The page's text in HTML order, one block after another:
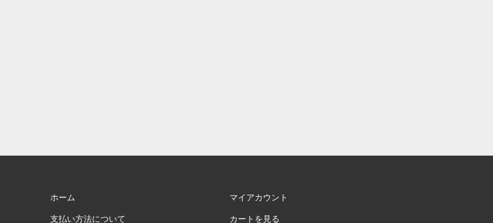
ホーム
支払い方法について
マイアカウント
カートを見る